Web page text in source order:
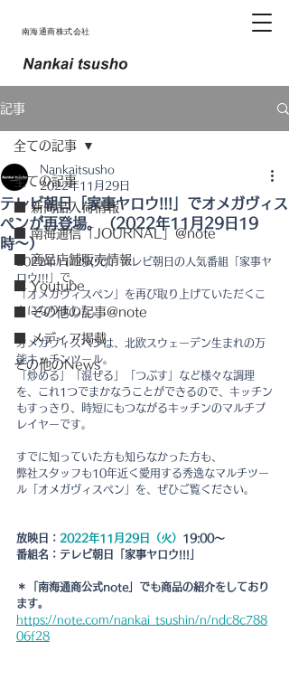
南海通商株式会社
記事
全ての記事
■ 新商品入荷情報
■ 南海通信「JOURNAL」@note
■ 商品店舗販売情報
■ Youtube
■ その他の記事@note
■ メディア掲載
その他のNews
全ての記事
テレビ朝日「家事ヤロウ!!!」でオメガヴィス
ペンが再登場。（2022年11月29日19
時〜）
Nankaitsusho
2022年11月29日
2022年11/29(火)、テレビ朝日の人気番組「家事ヤ
ロウ!!!」で、
「オメガヴィスペン」を再び取り上げていただくこ
とになりました。
オメガヴィスペンは、北欧スウェーデン生まれの万
能キッチンツール。
「炒める」「混ぜる」「つぶす」など様々な調理
を、これ1つでまかなうことができるので、キッチン
もすっきり、時短にもつながるキッチンのマルチプ
レイヤーです。
すでに知っていた方も知らなかった方も、
弊社スタッフも10年近く愛用する秀逸なマルチツー
ル「オメガヴィスペン」を、ぜひご覧ください。
放映日： 2022年11月29日（火） 19:00～
番組名：テレビ朝日「家事ヤロウ!!!」
＊「南海通商公式note」でも商品の紹介をしており
ます。
https://note.com/nankai_tsushin/n/ndc8c788
06f28